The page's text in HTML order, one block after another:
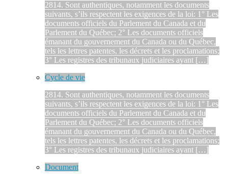
2814. Sont authentiques, notamment les documents
suivants, s’ils respectent les exigences de la loi: 1° Les
documents officiels du Parlement du Canada et du
Parlement du Québec; 2° Les documents officiels
émanant du gouvernement du Canada ou du Québec,
tels les lettres patentes, les décrets et les proclamations;
3° Les registres des tribunaux judiciaires ayant […]
Cycle de vie
2814. Sont authentiques, notamment les documents
suivants, s’ils respectent les exigences de la loi: 1° Les
documents officiels du Parlement du Canada et du
Parlement du Québec; 2° Les documents officiels
émanant du gouvernement du Canada ou du Québec,
tels les lettres patentes, les décrets et les proclamations;
3° Les registres des tribunaux judiciaires ayant […]
Document